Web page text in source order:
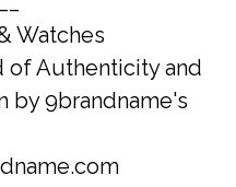
Watches
Authenticity and
by 9brandname's